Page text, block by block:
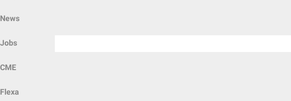
News
Jobs
CME
Flexa